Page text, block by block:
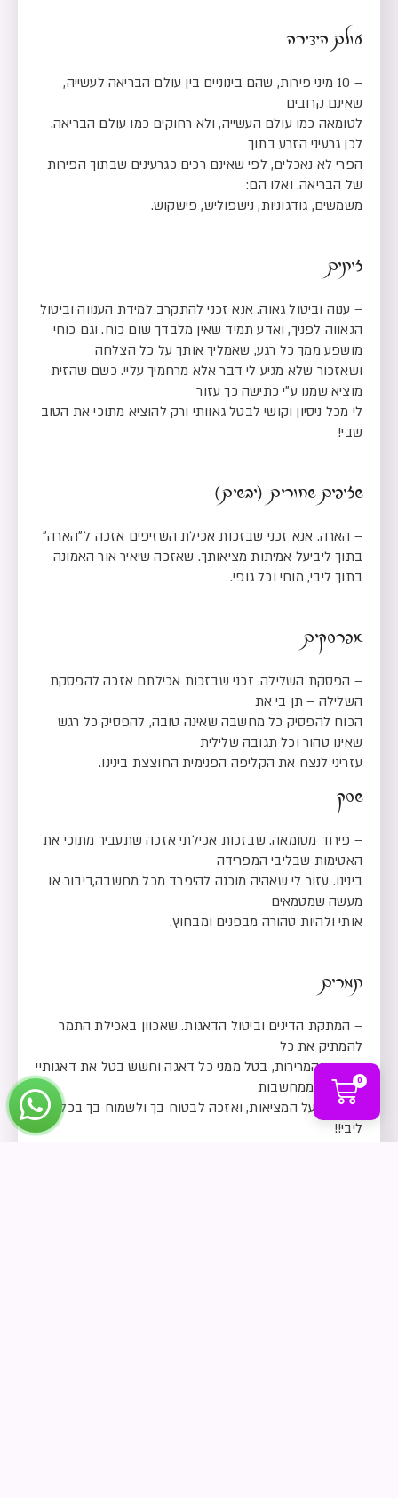
עולם היצירה
– 10 מיני פירות, שהם בינוניים בין עולם הבריאה לעשייה,
שאינם קרובים
לטומאה כמו עולם העשייה, ולא רחוקים כמו עולם הבריאה.
לכן גרעיני הזרע בתוך
הפרי לא נאכלים, לפי שאינם רכים כגרעינים שבתוך הפירות
של הבריאה. ואלו הם:
משמשים, גודגוניות, נישפוליש, פישקוש.
זיתים
– ענוה וביטול גאוה. אנא זכני להתקרב למידת הענווה וביטול
הגאווה לפניך, ואדע תמיד שאין מלבדך שום כוח. וגם כוחי
מושפע ממך כל רגע, שאמליך אותך על כל הצלחה
ושאזכור שלא מגיע לי דבר אלא מרחמיך עליי. כשם שהזית
מוציא שמנו ע״י כתישה כך עזור
לי מכל ניסיון וקושי לבטל גאוותי ורק להוציא מתוכי את הטוב
שבי!
שזיפים שחורים (יבשים)
– הארה. אנא זכני שבזכות אכילת השזיפים אזכה ל״הארה״
בתוך ליביעל אמיתות מציאותך. שאזכה שיאיר אור האמונה
בתוך ליבי, מוחי וכל גופי.
אפרסקים
– הפסקת השלילה. זכני שבזכות אכילתם אזכה להפסקת
השלילה – תן בי את
הכוח להפסיק כל מחשבה שאינה טובה, להפסיק כל רגש
שאינו טהור וכל תגובה שלילית
עזריני לנצח את הקליפה הפנימית החוצצת בינינו.
שסק
– פירוד מטומאה. שבזכות אכילתי אזכה שתעביר מתוכי את
האטימות שבליבי המפרידה
בינינו. עזור לי שאהיה מוכנה להיפרד מכל מחשבה,דיבור או
מעשה שמטמאים
אותי ולהיות טהורה מבפנים ומבחוץ.
תמרים
– המתקת הדינים וביטול הדאגות. שאכוון באכילת התמר
להמתיק את כל
הדינים והמרירות, בטל ממני כל דאגה וחשש בטל את דאגותיי
הנובעות ממחשבות
שליליות על המציאות, ואזכה לבטוח בך ולשמוח בך בכל
ליבי!!
0